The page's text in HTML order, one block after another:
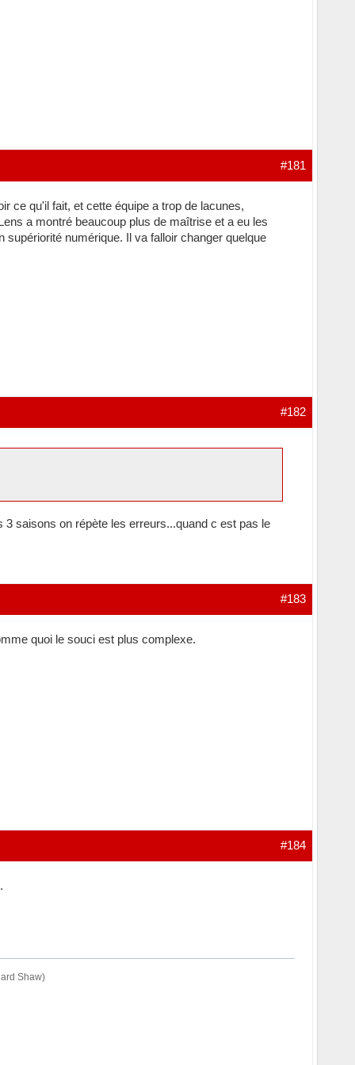
#181
ce qu'il fait, et cette équipe a trop de lacunes,
a montré beaucoup plus de maîtrise et a eu les
numérique. Il va falloir changer quelque
#182
saisons on répète les erreurs...quand c est pas le
#183
quoi le souci est plus complexe.
#184
Shaw)